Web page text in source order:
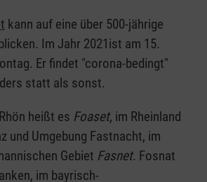
kann auf eine über 500-jährige
Im Jahr 2021ist am 15.
Er findet "corona-bedingt"
statt als sonst.
heißt es Foaset, im Rheinland
und Umgebung Fastnacht, im
Gebiet Fasnet. Fosnat
im bayrisch-